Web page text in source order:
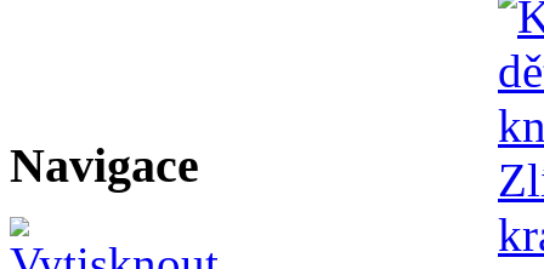
Navigace